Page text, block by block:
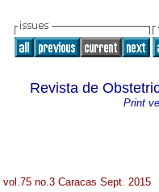
Revista de
Print
no.3 Caracas Sept. 2015